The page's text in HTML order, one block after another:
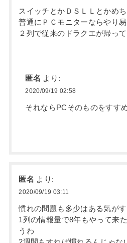
スイッチとかＤＳＬＬとかめ
普通にＰＣモニターならやり
２列で従来のドラクエが帰っ
匿名 より:
2020/09/19 02:58
それならPCそのものをすす
匿名 より:
2020/09/19 03:11
慣れの問題も多少はある気が
1列の情報量で8年もやって来
うわ